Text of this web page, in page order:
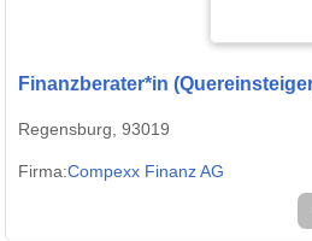
Finanzberater*in
Regensburg, 93019
Firma:Compexx Finanz AG